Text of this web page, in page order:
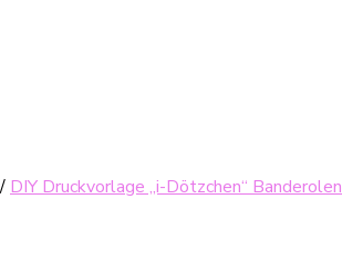
/ DIY Druckvorlage „i-Dötzchen“